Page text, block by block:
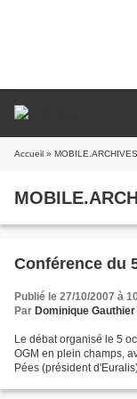
Accueil » MOBILE.ARCHIVES
Conférence du
Publié le 27/10/2007 à
Par Dominique
Le débat organisé le 5
OGM en plein champs,
Pées (président